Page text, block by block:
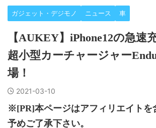
ガジェット・デジモノ ニュース 車
【AUKEY】iPhone12の急速
超小型カーチャージャー
場！
2021-03-10
※[PR]本ページはアフィリエイトを
予めご了承下さい。